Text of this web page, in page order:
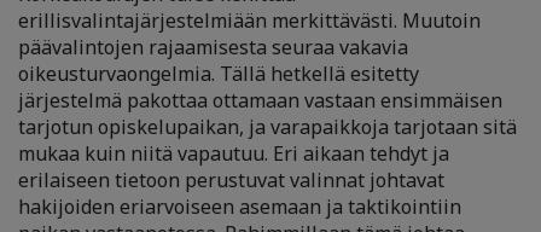
erillisvalintajärjestelmiään merkittävästi. Muutoin
päävalintojen rajaamisesta seuraa vakavia
oikeusturvaongelmia. Tällä hetkellä esitetty
järjestelmä pakottaa ottamaan vastaan ensimmäisen
tarjotun opiskelupaikan, ja varapaikkoja tarjotaan sitä
mukaa kuin niitä vapautuu. Eri aikaan tehdyt ja
erilaiseen tietoon perustuvat valinnat johtavat
hakijoiden eriarvoiseen asemaan ja taktikointiin